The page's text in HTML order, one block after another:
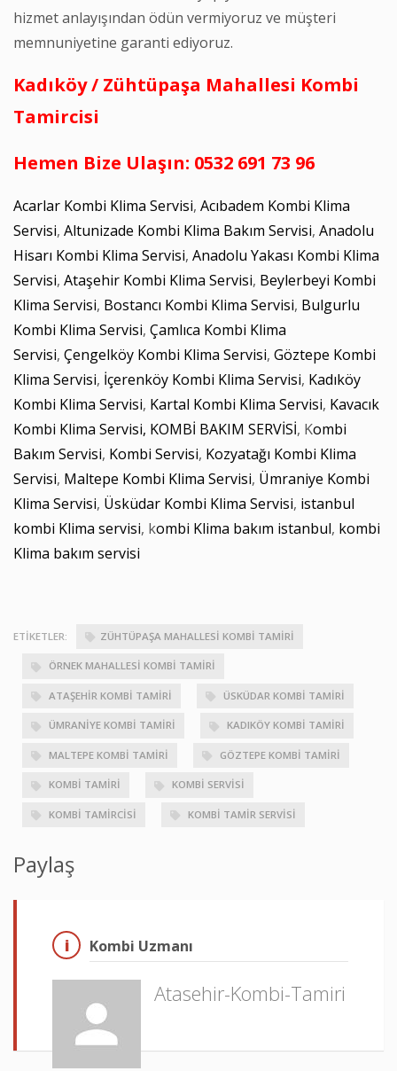
hizmet anlayışından ödün vermiyoruz ve müşteri
memnuniyetine garanti ediyoruz.
Kadıköy / Zühtüpaşa Mahallesi Kombi
Tamircisi
Hemen Bize Ulaşın: 0532 691 73 96
Acarlar Kombi Klima Servisi, Acıbadem Kombi Klima
Servisi, Altunizade Kombi Klima Bakım Servisi, Anadolu
Hisarı Kombi Klima Servisi, Anadolu Yakası Kombi Klima
Servisi, Ataşehir Kombi Klima Servisi, Beylerbeyi Kombi
Klima Servisi, Bostancı Kombi Klima Servisi, Bulgurlu
Kombi Klima Servisi, Çamlıca Kombi Klima
Servisi, Çengelköy Kombi Klima Servisi, Göztepe Kombi
Klima Servisi, İçerenköy Kombi Klima Servisi, Kadıköy
Kombi Klima Servisi, Kartal Kombi Klima Servisi, Kavacık
Kombi Klima Servisi, KOMBİ BAKIM SERVİSİ, Kombi
Bakım Servisi, Kombi Servisi, Kozyatağı Kombi Klima
Servisi, Maltepe Kombi Klima Servisi, Ümraniye Kombi
Klima Servisi, Üsküdar Kombi Klima Servisi, istanbul
kombi Klima servisi, kombi Klima bakım istanbul, kombi
Klima bakım servisi
ETIKETLER: ZÜHTÜPAŞA MAHALLESI KOMBI TAMIRI
ÖRNEK MAHALLESI KOMBI TAMIRI
ATAŞEHIR KOMBI TAMIRI ÜSKÜDAR KOMBI TAMIRI
ÜMRANIYE KOMBI TAMIRI KADIKÖY KOMBI TAMIRI
MALTEPE KOMBI TAMIRI GÖZTEPE KOMBI TAMIRI
KOMBI TAMIRI KOMBI SERVISI
KOMBI TAMIRCISI KOMBI TAMIR SERVISI
Paylaş
Kombi Uzmanı
Atasehir-Kombi-Tamiri